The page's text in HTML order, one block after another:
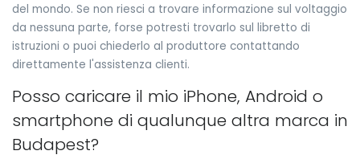
del mondo. Se non riesci a trovare informazione sul voltaggio
da nessuna parte, forse potresti trovarlo sul libretto di
istruzioni o puoi chiederlo al produttore contattando
direttamente l'assistenza clienti.
Posso caricare il mio iPhone, Android o
smartphone di qualunque altra marca in
Budapest?